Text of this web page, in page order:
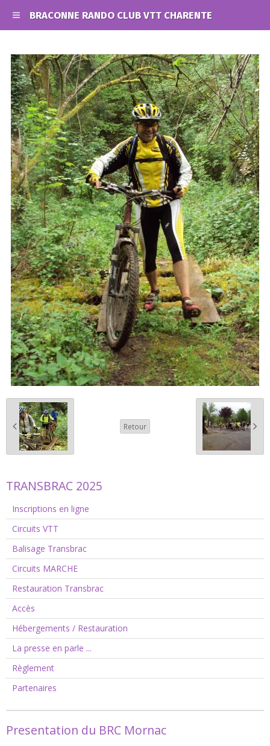
BRACONNE RANDO CLUB VTT CHARENTE
Retour
TRANSBRAC 2025
Inscriptions en ligne
Circuits VTT
Balisage Transbrac
Circuits MARCHE
Restauration Transbrac
Accès
Hébergements / Restauration
La presse en parle ...
Règlement
Partenaires
Presentation du BRC Mornac